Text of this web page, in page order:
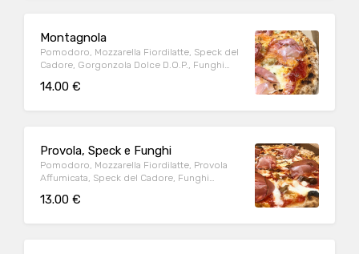
Montagnola
Pomodoro, Mozzarella Fiordilatte, Speck del
Cadore, Gorgonzola Dolce D.O.P., Funghi
14.00 €
Provola, Speck e Funghi
Pomodoro, Mozzarella Fiordilatte, Provola
Affumicata, Speck del Cadore, Funghi
13.00 €